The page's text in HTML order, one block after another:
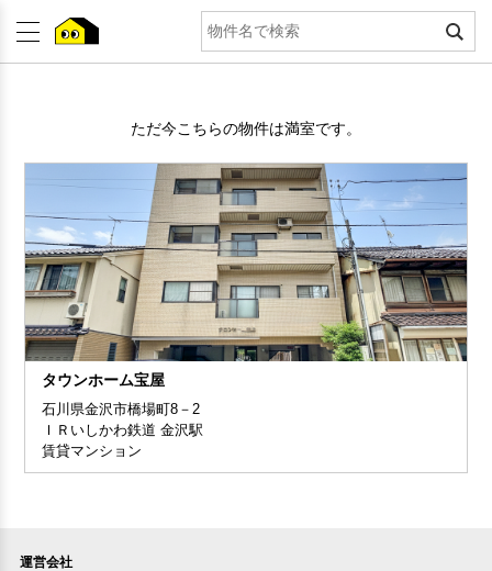
ただ今こちらの物件は満室です。
タウンホーム宝屋
石川県金沢市橋場町8－2
ＩＲいしかわ鉄道 金沢駅
賃貸マンション
運営会社